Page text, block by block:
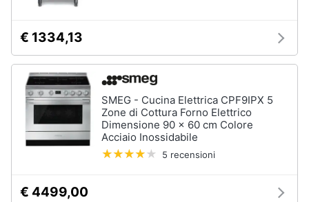
Vedi
tutti
Piccoli
elettrodomestici
Termoventilatore
fissi
€ 1334,13
SMEG - Cucina Elettrica CPF9IPX 5
Zone di Cottura Forno Elettrico
Dimensione 90 x 60 cm Colore
Acciaio Inossidabile
5 recensioni
€ 4499,00